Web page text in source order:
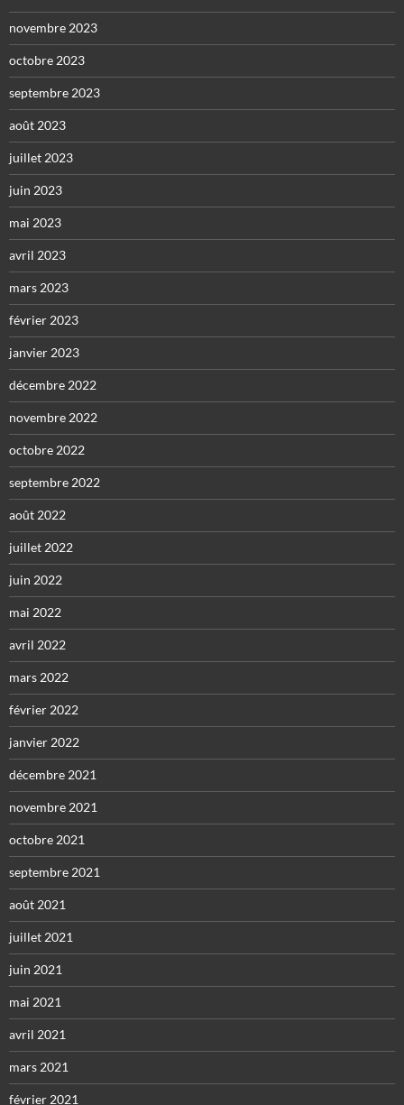
novembre 2023
octobre 2023
septembre 2023
août 2023
juillet 2023
juin 2023
mai 2023
avril 2023
mars 2023
février 2023
janvier 2023
décembre 2022
novembre 2022
octobre 2022
septembre 2022
août 2022
juillet 2022
juin 2022
mai 2022
avril 2022
mars 2022
février 2022
janvier 2022
décembre 2021
novembre 2021
octobre 2021
septembre 2021
août 2021
juillet 2021
juin 2021
mai 2021
avril 2021
mars 2021
février 2021